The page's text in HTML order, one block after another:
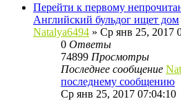
Перейти к первому
Английский бульдог ищет дом
Natalya6494 » Ср янв 25, 2017
0 Ответы
74899 Просмотры
Последнее сообщение
последнему сообщению
Ср янв 25, 2017 07:04:10